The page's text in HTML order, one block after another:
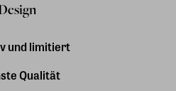
und limitiert
Qualität